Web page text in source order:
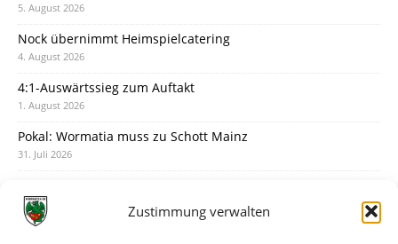
Zustimmung verwalten
5. August 2026
Nock übernimmt Heimspielcatering
4. August 2026
4:1-Auswärtssieg zum Auftakt
1. August 2026
Pokal: Wormatia muss zu Schott Mainz
31. Juli 2026
30. Juli 2026